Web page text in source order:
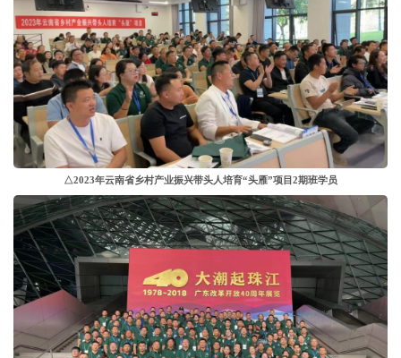
△2023年云南省乡村产业振兴带头人培育“头雁”项目2期班学员